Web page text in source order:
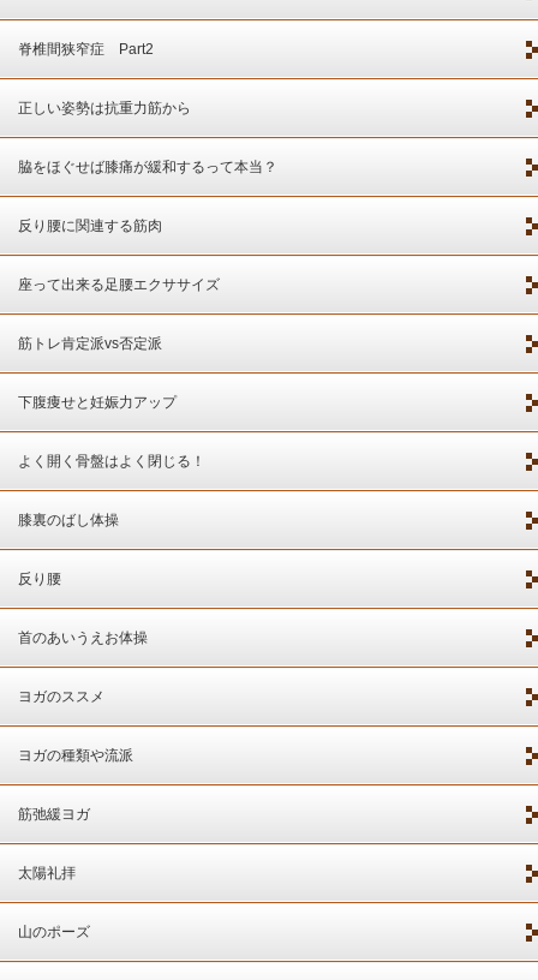
脊椎間狭窄症 Part2
正しい姿勢は抗重力筋から
脇をほぐせば膝痛が緩和するって本当？
反り腰に関連する筋肉
座って出来る足腰エクササイズ
筋トレ肯定派vs否定派
下腹痩せと妊娠力アップ
よく開く骨盤はよく閉じる！
膝裏のばし体操
反り腰
首のあいうえお体操
ヨガのススメ
ヨガの種類や流派
筋弛緩ヨガ
太陽礼拝
山のポーズ